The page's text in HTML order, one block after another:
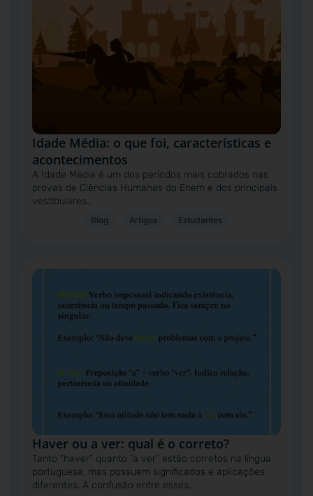
Idade Média: o que foi, características e
acontecimentos
A Idade Média é um dos períodos mais cobrados nas
provas de Ciências Humanas do Enem e dos principais
vestibulares…
Blog Artigos Estudantes
Haver ou a ver: qual é o correto?
Tanto “haver” quanto “a ver” estão corretos na língua
portuguesa, mas possuem significados e aplicações
diferentes. A confusão entre esses…